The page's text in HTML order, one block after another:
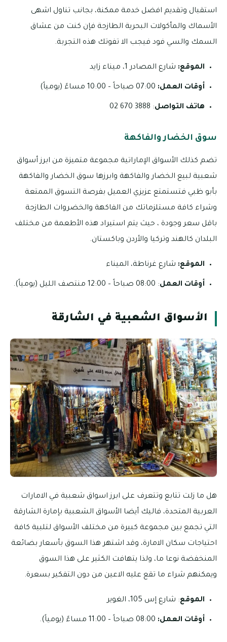
استقبال وتقديم افضل خدمة ممكنة، بجانب تناول اشهى
الأسماك والمأكولات البحرية الطازجة فإن كنت من عشاق
السمك والسي فود فيجب الا تفوتك هذه التجربة.
الموقع: شارع المصادر 1، ميناء زايد
أوقات العمل:
هاتف التواصل: 3888 670 02
سوق الخضار والفاكهة
تضم كذلك الأسواق الإماراتية مجموعة متميزة من ابرز أسواق
شعبية لبيع الخضار والفاكهة وابرزها سوق الخضار والفاكهة
بأبو ظبي فتستمتع عزيزي العميل بفرصة التسوق الممتعة
وشراء كافة مستلزماتك من الفاكهة والخضروات الطازجة
باقل سعر وجودة ، حيث يتم استيراد هذه الأطعمة من مختلف
البلدان كالهند وتركيا والأردن وباكستان.
الموقع: شارع غرناطة، الميناء
أوقات العمل: 08:00 صباحاً – 12:00 منتصف الليل (يومياً).
الأسواق الشعبية في الشارقة
هل ما زلت تتابع وتتعرف على ابرز اسواق شعبية في الامارات
العربية المتحدة، فاليك أيضا الأسواق الشعبية بإمارة الشارقة
التي تجمع بين مجموعة كبيرة من مختلف الأسواق لتلبية كافة
احتياجات سكان الامارة، وقد اشتهر هذا السوق بأسعار بضائعة
المنخفضة نوعا ما، ولذا يتهافت الكثير على هذا السوق
ويمكنهم شراء ما تقع عليه الاعين من دون التفكير بسعرة.
الموقع: شارع إس 105، الغوير
أوقات العمل: